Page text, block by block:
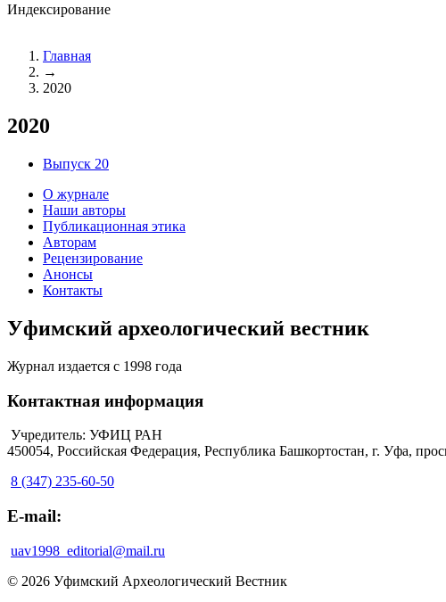
Индексирование
Главная
→
2020
2020
Выпуск 20
О журнале
Наши авторы
Публикационная этика
Авторам
Рецензирование
Анонсы
Контакты
Уфимский археологический вестник
Журнал издается с 1998 года
Контактная информация
Учредитель: УФИЦ РАН
450054, Российская Федерация, Республика Башкортостан, г. Уфа,
8 (347) 235-60-50
E-mail:
uav1998_editorial@mail.ru
© 2026 Уфимский Археологический Вестник